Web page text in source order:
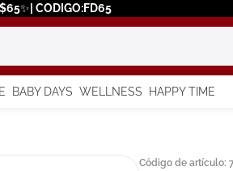
CODIGO:FD65
BABY DAYS WELLNESS HAPPY TIME
Código de artículo: